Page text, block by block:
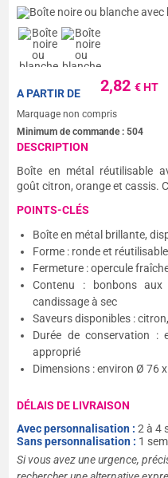
2,82€ HT
A PARTIR DE
Marquage non compris
Minimum de commande :504
DESCRIPTION
Boîte en métal réutilisable
goût citron, orange et cassis.
POINTS-CLÉS
Boîte en métal brillante,
Forme : ronde et réutilisable
Fermeture : opercule
Contenu : bonbons
candissage à sec
Saveurs disponibles :
Durée de conservation :
approprié
Dimensions : environ Ø 76
DÉLAIS DE LIVRAISON
Avec personnalisation :2 à 4
Sans personnalisation : 1
Si vous avez une urgence,